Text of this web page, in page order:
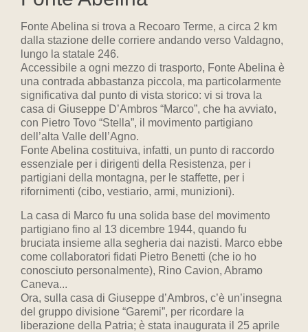
Fonte Abelina si trova a Recoaro Terme, a circa 2 km
dalla stazione delle corriere andando verso Valdagno,
lungo la statale 246.
Accessibile a ogni mezzo di trasporto, Fonte Abelina è
una contrada abbastanza piccola, ma particolarmente
significativa dal punto di vista storico: vi si trova la
casa di Giuseppe D’Ambros “Marco”, che ha avviato,
con Pietro Tovo “Stella”, il movimento partigiano
dell’alta Valle dell’Agno.
Fonte Abelina costituiva, infatti, un punto di raccordo
essenziale per i dirigenti della Resistenza, per i
partigiani della montagna, per le staffette, per i
rifornimenti (cibo, vestiario, armi, munizioni).
La casa di Marco fu una solida base del movimento
partigiano fino al 13 dicembre 1944, quando fu
bruciata insieme alla segheria dai nazisti. Marco ebbe
come collaboratori fidati Pietro Benetti (che io ho
conosciuto personalmente), Rino Cavion, Abramo
Caneva...
Ora, sulla casa di Giuseppe d’Ambros, c’è un’insegna
del gruppo divisione “Garemi”, per ricordare la
liberazione della Patria; è stata inaugurata il 25 aprile